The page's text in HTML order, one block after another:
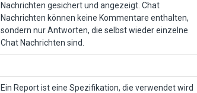
Nachrichten gesichert und angezeigt. Chat
Nachrichten können keine Kommentare enthalten,
sondern nur Antworten, die selbst wieder einzelne
Chat Nachrichten sind.
Ein Report ist eine Spezifikation, die verwendet wird